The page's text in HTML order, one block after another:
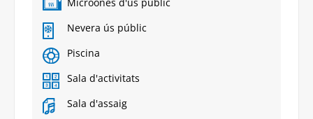
Nevera ús públic
Piscina
Sala d'activitats
Sala d'assaig